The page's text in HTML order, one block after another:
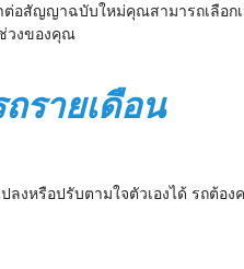
าต่อสัญญาฉบับใหม่คุณสามารถเลื
วงของคุณ
รายเดือน
งหรือปรับตามใจตัวเองได้ รถต้อ